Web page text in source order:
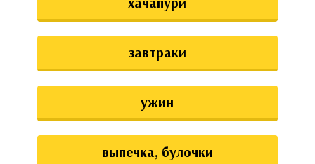
завтраки
ужин
выпечка, булочки